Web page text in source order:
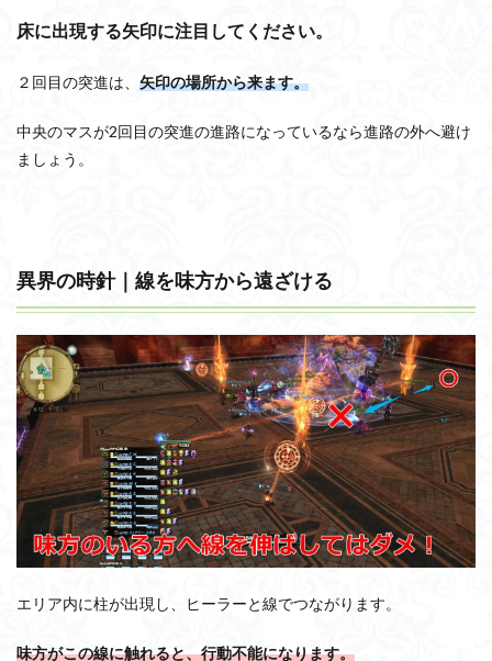
床に出現する矢印に注目してください。
２回目の突進は、 矢印の場所から来ます。
中央のマスが2回目の突進の進路になっているなら進路の外へ避け
ましょう。
異界の時針｜線を味方から遠ざける
エリア内に柱が出現し、ヒーラーと線でつながります。
味方がこの線に触れると、行動不能になります。